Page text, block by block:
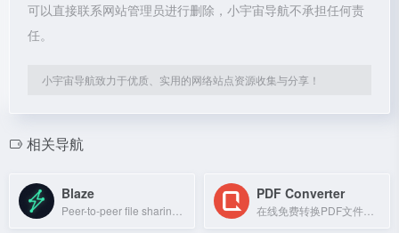
可以直接联系网站管理员进行删除，小宇宙导航不承担任何责
任。
小宇宙导航致力于优质、实用的网络站点资源收集与分享！
相关导航
Blaze PDF Converter